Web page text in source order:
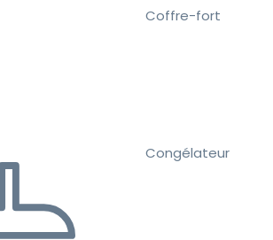
Coffre-fort
Congélateur